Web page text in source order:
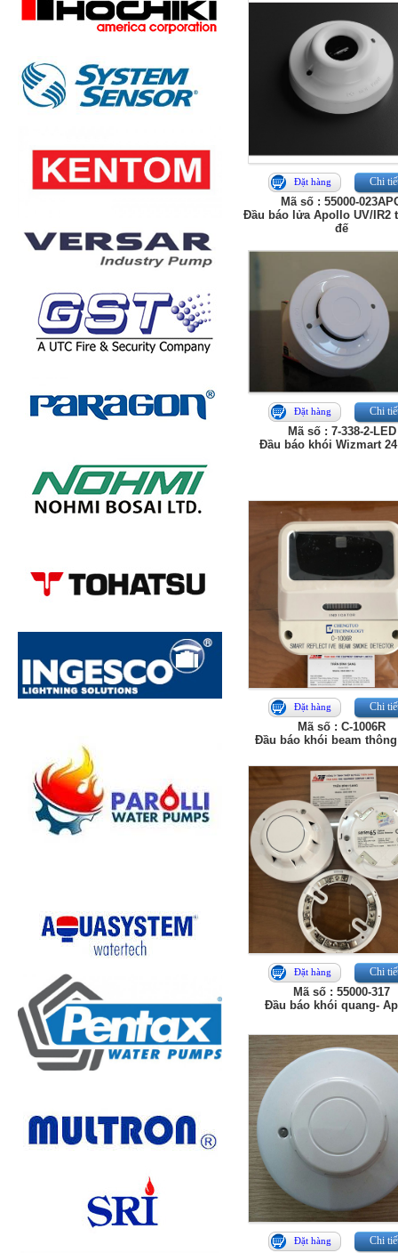
Đặt hàng Chi
Mã số : 55000-
Đầu báo lửa Apollo UV/IR2
đế
Đặt hàng Chi
Mã số : 7-338-2-LED
Đầu báo khói Wizmart 24
Đặt hàng Chi
Mã số : C-1006R
Đầu báo khói beam
Đặt hàng Chi
Mã số : 55000-317
Đầu báo khói quang-
Đặt hàng Chi